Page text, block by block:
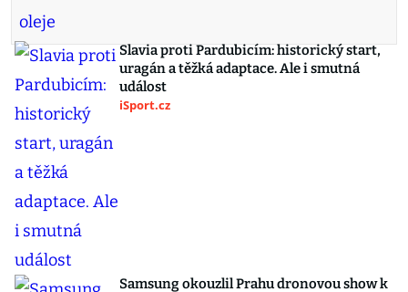
Slavia proti Pardubicím: historický start,
uragán a těžká adaptace. Ale i smutná
událost
iSport.cz
Samsung okouzlil Prahu dronovou show k